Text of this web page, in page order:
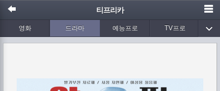
티프리카
영화 드라마 예능프로 TV프로
애니메이션 음악 Wetv